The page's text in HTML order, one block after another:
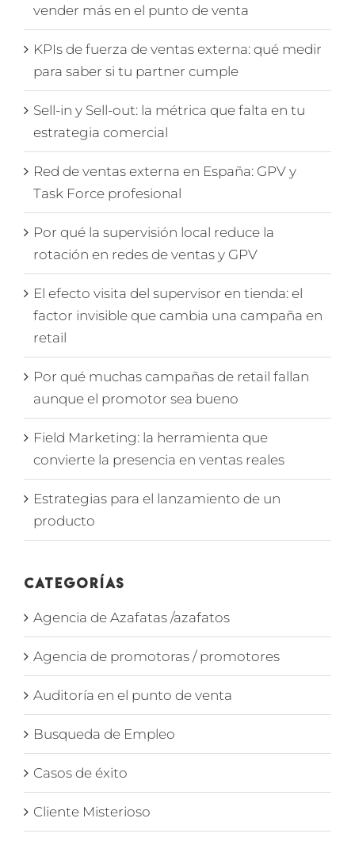
vender más en el punto de venta
KPIs de fuerza de ventas externa: qué medir
para saber si tu partner cumple
Sell-in y Sell-out: la métrica que falta en tu
estrategia comercial
Red de ventas externa en España: GPV y
Task Force profesional
Por qué la supervisión local reduce la
rotación en redes de ventas y GPV
El efecto visita del supervisor en tienda: el
factor invisible que cambia una campaña en
retail
Por qué muchas campañas de retail fallan
aunque el promotor sea bueno
Field Marketing: la herramienta que
convierte la presencia en ventas reales
Estrategias para el lanzamiento de un
producto
Categorías
Agencia de Azafatas /azafatos
Agencia de promotoras / promotores
Auditoría en el punto de venta
Busqueda de Empleo
Casos de éxito
Cliente Misterioso